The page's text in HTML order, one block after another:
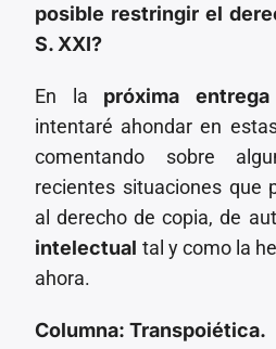
posible restringir el
S. XXI?
En la próxima entrega
intentaré ahondar en
comentando sobre
recientes situaciones que
al derecho de copia, de
intelectual tal y como la
ahora.
Columna: Transpoiética.